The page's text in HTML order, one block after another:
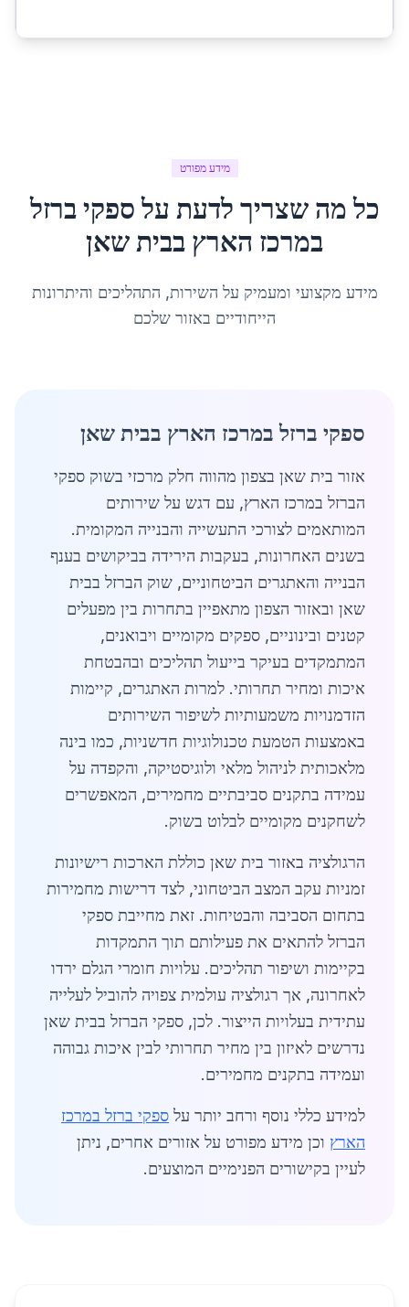
מידע מפורט
כל מה שצריך לדעת עלספקי ברזל
במרכז הארץ בבית שאן
מידע מקצועי ומעמיק על השירות, התהליכים והיתרונות
הייחודיים באזור שלכם
ספקי ברזל במרכז הארץ בבית שאן
אזור בית שאן בצפון מהווה חלק מרכזי בשוק ספקי
הברזל במרכז הארץ, עם דגש על שירותים
המותאמים לצורכי התעשייה והבנייה המקומית.
בשנים האחרונות, בעקבות הירידה בביקושים בענף
הבנייה והאתגרים הביטחוניים, שוק הברזל בבית
שאן ובאזור הצפון מתאפיין בתחרות בין מפעלים
קטנים ובינוניים, ספקים מקומיים ויבואנים,
המתמקדים בעיקר בייעול תהליכים ובהבטחת
איכות ומחיר תחרותי. למרות האתגרים, קיימות
הזדמנויות משמעותיות לשיפור השירותים
באמצעות הטמעת טכנולוגיות חדשניות, כמו בינה
מלאכותית לניהול מלאי ולוגיסטיקה, והקפדה על
עמידה בתקנים סביבתיים מחמירים, המאפשרים
לשחקנים מקומיים לבלוט בשוק.
הרגולציה באזור בית שאן כוללת הארכות רישיונות
זמניות עקב המצב הביטחוני, לצד דרישות מחמירות
בתחום הסביבה והבטיחות. זאת מחייבת ספקי
הברזל להתאים את פעילותם תוך התמקדות
בקיימות ושיפור תהליכים. עלויות חומרי הגלם ירדו
לאחרונה, אך רגולציה עולמית צפויה להוביל לעלייה
עתידית בעלויות הייצור. לכן, ספקי הברזל בבית שאן
נדרשים לאיזון בין מחיר תחרותי לבין איכות גבוהה
ועמידה בתקנים מחמירים.
למידע כללי נוסף ורחב יותר על ספקי ברזל במרכז
הארץ וכן מידע מפורט על אזורים אחרים, ניתן
לעיין בקישורים הפנימיים המוצעים.